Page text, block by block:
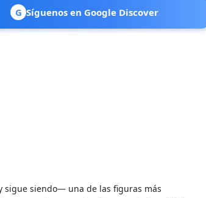
G Síguenos en Google Discover
sigue siendo— una de las figuras más